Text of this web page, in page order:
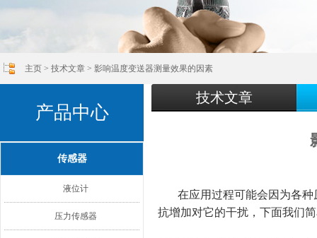
主页 > 技术文章 > 影响温度变送器测量效果的因素
产品中心
传感器
液位计
压力传感器
技术文章
在应用过程可能会因为各
抗增加对它的干扰，下面我们